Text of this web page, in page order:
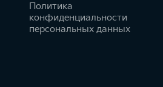
Политика
конфиденциальности
персональных данных